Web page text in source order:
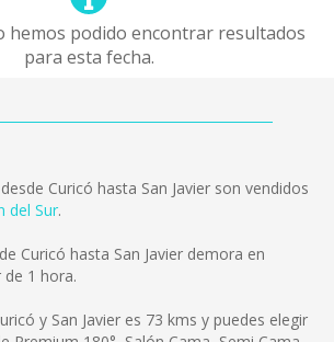
hemos podido encontrar resultados
para esta fecha.
Curicó hasta San Javier son vendidos
del Sur.
Curicó hasta San Javier demora en
1 hora.
y San Javier es 73 kms y puedes elegir